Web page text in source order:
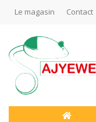
Le magasin Contact